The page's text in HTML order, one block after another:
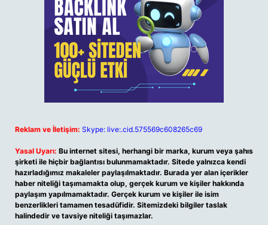
Reklam ve İletişim: Skype: live:.cid.575569c608265c69
Yasal Uyarı: Bu internet sitesi, herhangi bir marka, kurum veya şahıs
şirketi ile hiçbir bağlantısı bulunmamaktadır. Sitede yalnızca kendi
hazırladığımız makaleler paylaşılmaktadır. Burada yer alan içerikler
haber niteliği taşımamakta olup, gerçek kurum ve kişiler hakkında
paylaşım yapılmamaktadır. Gerçek kurum ve kişiler ile isim
benzerlikleri tamamen tesadüfidir. Sitemizdeki bilgiler taslak
halindedir ve tavsiye niteliği taşımazlar.